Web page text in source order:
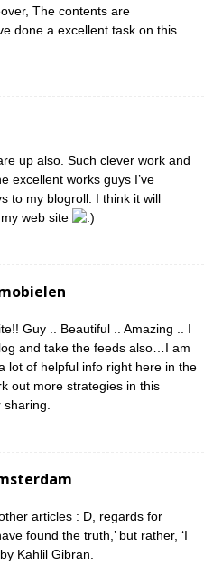
The contents are
done a excellent task on this
up also. Such clever work and
excellent works guys I’ve
to my blogroll. I think it will
web site
Guy .. Beautiful .. Amazing .. I
and take the feeds also…I am
lot of helpful info right here in the
out more strategies in this
articles : D, regards for
found the truth,’ but rather, ‘I
Kahlil Gibran.